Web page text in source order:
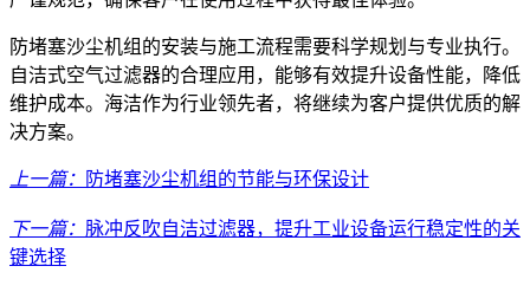
防堵塞沙尘机组的安装与施工流程需要科学规划与专业执行。
自洁式空气过滤器的合理应用，能够有效提升设备性能，降低
维护成本。海洁作为行业领先者，将继续为客户提供优质的解
决方案。
上一篇： 防堵塞沙尘机组的节能与环保设计
下一篇： 脉冲反吹自洁过滤器，提升工业设备运行稳定性的关
键选择